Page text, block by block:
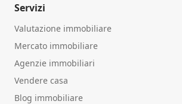
Servizi
Valutazione immobiliare
Mercato immobiliare
Agenzie immobiliari
Vendere casa
Blog immobiliare